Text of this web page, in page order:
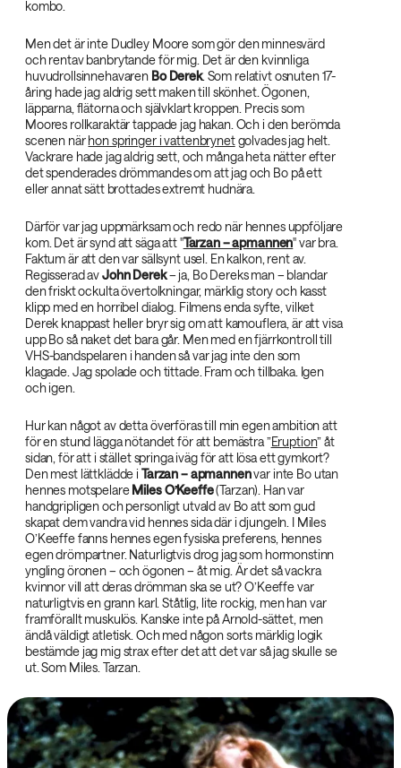
kombo.
Men det är inte Dudley Moore som gör den minnesvärd
och rentav banbrytande för mig. Det är den kvinnliga
huvudrollsinnehavaren Bo Derek‌. Som relativt osnuten 17-
åring hade jag aldrig sett maken till skönhet. Ögonen,
läpparna, flätorna och självklart kroppen. Precis som
Moores rollkaraktär tappade jag hakan. Och i den berömda
scenen närhon springer i vattenbrynetgolvades jag helt.
Vackrare hade jag aldrig sett, och många heta nätter efter
det spenderades drömmandes om att jag och Bo på ett
eller annat sätt brottades extremt hudnära.
Därför var jag uppmärksam och redo när hennes uppföljare
kom. Det är synd att säga att "Tarzan – apmannen" var bra.
Faktum är att den var sällsynt usel. En kalkon, rent av.
Regisserad avJohn Derek‌– ja, Bo Dereks man – blandar
den friskt ockulta övertolkningar, märklig story och kasst
klipp med en horribel dialog. Filmens enda syfte, vilket
Derek knappast heller bryr sig om att kamouflera, är att visa
upp Bo så naket det bara går. Men med en fjärrkontroll till
VHS-bandspelaren i handen så var jag inte den som
klagade. Jag spolade och tittade. Fram och tillbaka. Igen
och igen.
Hur kan något av detta överföras till min egen ambition att
för en stund lägga nötandet för att bemästra ”Eruption” åt
sidan, för att i stället springa iväg för att lösa ett gymkort?
Den mest lättklädde iTarzan – apmannen‌var inte Bo utan
hennes motspelareMiles O’Keeffe‌(Tarzan). Han var
handgripligen och personligt utvald av Bo att som gud
skapat dem vandra vid hennes sida där i djungeln. I Miles
O’Keeffe fanns hennes egen fysiska preferens, hennes
egen drömpartner. Naturligtvis drog jag som hormonstinn
yngling öronen – och ögonen – åt mig. Är det så vackra
kvinnor vill att deras drömman ska se ut? O’Keeffe var
naturligtvis en grann karl. Ståtlig, lite rockig, men han var
framförallt muskulös. Kanske inte på Arnold-sättet, men
ändå väldigt atletisk. Och med någon sorts märklig logik
bestämde jag mig strax efter det att det var så jag skulle se
ut. Som Miles. Tarzan.